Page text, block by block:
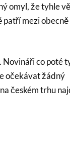
omyl, že tyhle
patří mezi obecně
Novináři co poté
očekávat žádný
českém trhu